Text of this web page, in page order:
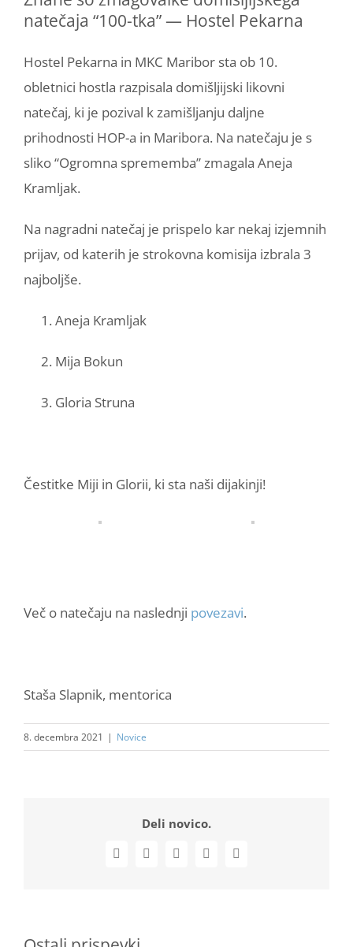
natečaja “100-tka” — Hostel Pekarna
Hostel Pekarna in MKC Maribor sta ob 10.
obletnici hostla razpisala domišljijski likovni
natečaj, ki je pozival k zamišljanju daljne
prihodnosti HOP-a in Maribora. Na natečaju je s
sliko “Ogromna sprememba” zmagala Aneja
Kramljak.
Na nagradni natečaj je prispelo kar nekaj izjemnih
prijav, od katerih je strokovna komisija izbrala 3
najboljše.
Aneja Kramljak
Mija Bokun
Gloria Struna
Čestitke Miji in Glorii, ki sta naši dijakinji!
Več o natečaju na naslednji povezavi.
Staša Slapnik, mentorica
8. decembra 2021 | Novice
Deli novico.
Facebook
X LinkedInWhatsApp
Email